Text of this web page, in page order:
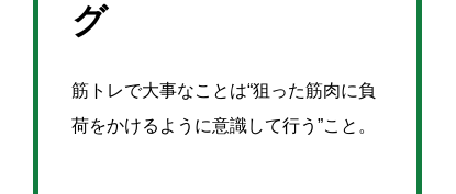
グ
筋トレで大事なことは“狙った筋肉に負
荷をかけるように意識して行う”こと。